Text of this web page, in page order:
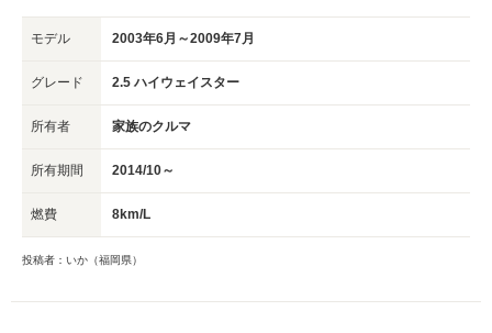
モデル 2003年6月～2009年7月
グレード 2.5 ハイウェイスター
所有者 家族のクルマ
所有期間 2014/10～
燃費 8km/L
投稿者：いか（福岡県）